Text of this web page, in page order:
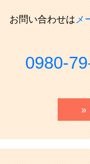
お問い合わせはメ
0980-
»